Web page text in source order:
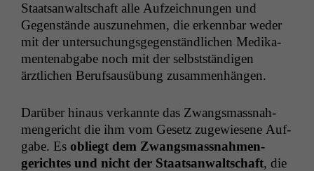
Staat­san­waltschaft alle Aufze­ich­nun­gen und
Gegen­stände auszunehmen, die erkennbar wed­er
mit der unter­suchungs­ge­gen­ständlichen Medika­
menten­ab­gabe noch mit der selb­st­ständi­gen
ärztlichen Beruf­sausübung zusammenhängen.
Darüber hin­aus verkan­nte das Zwangs­mass­nah­
men­gericht die ihm vom Gesetz zugewiesene Auf­
gabe. Es obliegt dem Zwangs­mass­nah­men­
gericht­es und nicht der Staat­san­waltschaft, die